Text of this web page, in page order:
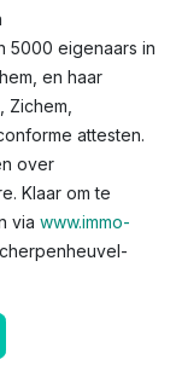
5000 eigenaars in
en haar
attesten.
over
Klaar om te
via www.immo-